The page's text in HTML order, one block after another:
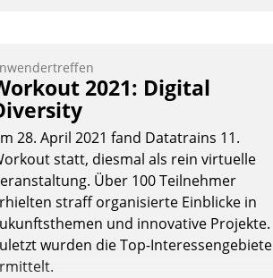
fürs Quartier.
zeigte Datatrain, was es
zu bieten hat.
Nadja Hußmann
2021: Digital
28. April 2021 fand Datatrains 11.
statt, diesmal als rein virtuelle
Über 100 Teilnehmer
straff organisierte Einblicke in
und innovative Projekte.
wurden die Top-Interessengebiete